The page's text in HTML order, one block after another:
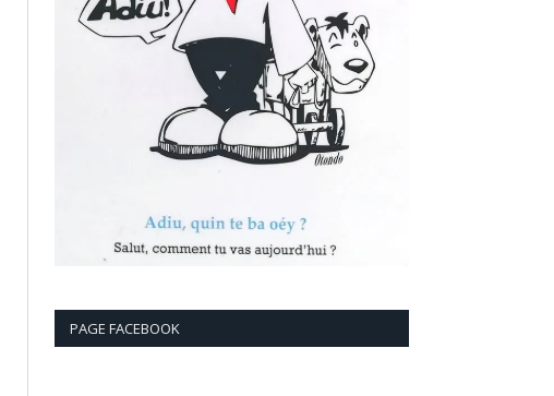
PAGE FACEBOOK